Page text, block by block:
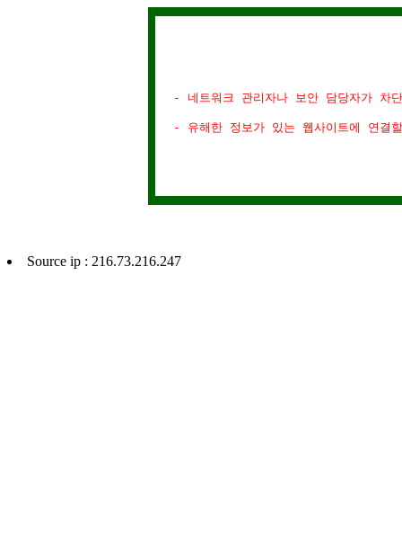
- 네트워크 관리자나 보안 담당자가 차
- 유해한 정보가 있는 웹사이트에 연결
Source ip : 216.73.216.247